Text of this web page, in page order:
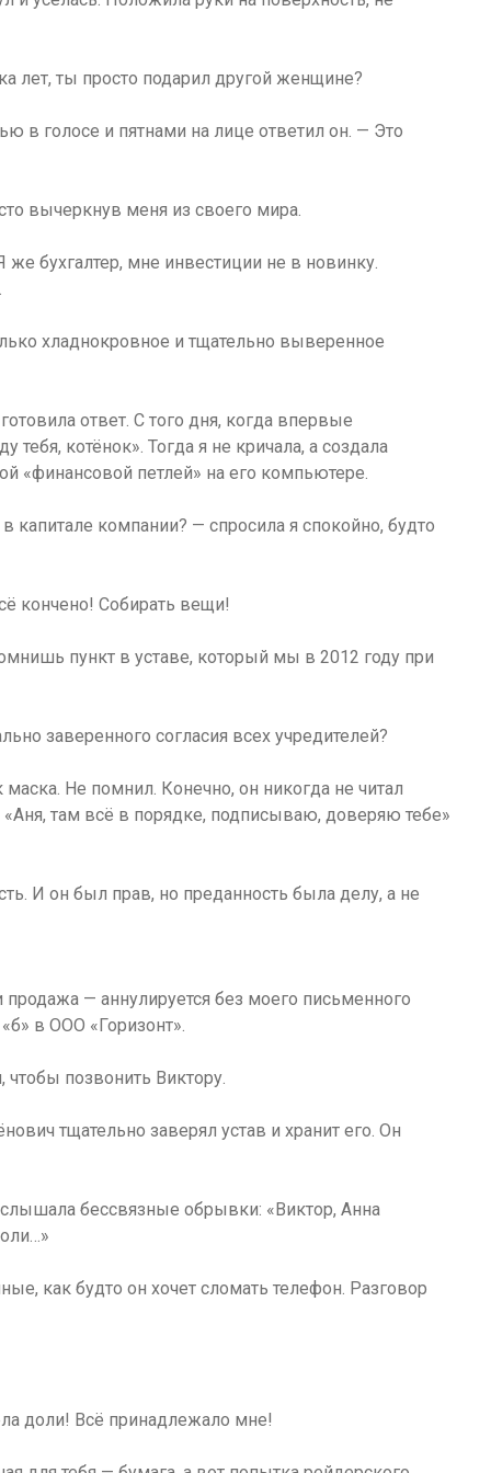
лет, ты просто подарил другой женщине?
в голосе и пятнами на лице ответил он. — Это
вычеркнув меня из своего мира.
бухгалтер, мне инвестиции не в новинку.
хладнокровное и тщательно выверенное
ответ. С того дня, когда впервые
котёнок». Тогда я не кричала, а создала
«финансовой петлей» на его компьютере.
компании? — спросила я спокойно, будто
кончено! Собирать вещи!
пункт в уставе, который мы в 2012 году при
заверенного согласия всех учредителей?
Не помнил. Конечно, он никогда не читал
там всё в порядке, подписываю, доверяю тебе»
И он был прав, но преданность была делу, а не
— аннулируется без моего письменного
в ООО «Горизонт».
позвонить Виктору.
тщательно заверял устав и хранит его. Он
бессвязные обрывки: «Виктор, Анна
как будто он хочет сломать телефон. Разговор
доли! Всё принадлежало мне!